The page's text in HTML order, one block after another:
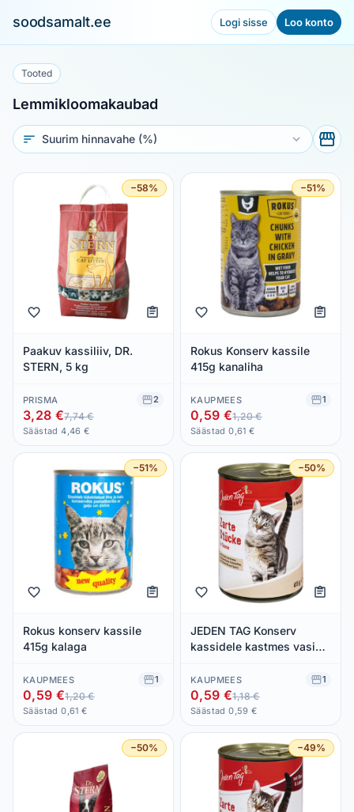
soodsamalt.ee Logi sisse Loo konto
Tooted
Lemmikloomakaubad
Sorteeri
−58%
Paakuv kassiliiv, DR.
STERN, 5 kg
PRISMA 2
3,28 €7,74 €
Säästad 4,46 €
−51%
Rokus Konserv kassile
415g kanaliha
KAUPMEES 1
0,59 €1,20 €
Säästad 0,61 €
−51%
Rokus konserv kassile
415g kalaga
KAUPMEES 1
0,59 €1,20 €
Säästad 0,61 €
−50%
JEDEN TAG Konserv
kassidele kastmes vasika
KAUPMEES 1
0,59 €1,18 €
Säästad 0,59 €
−50% −49%